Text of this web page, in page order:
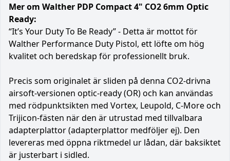
Mer om Walther PDP Compact 4" CO2 6mm Optic
Ready:
“It’s Your Duty To Be Ready” - Detta är mottot för
Walther Performance Duty Pistol, ett löfte om hög
kvalitet och beredskap för professionellt bruk.
Precis som originalet är sliden på denna CO2-drivna
airsoft-versionen optic-ready (OR) och kan användas
med rödpunktsikten med Vortex, Leupold, C-More och
Trijicon-fästen när den är utrustad med tillvalbara
adapterplattor (adapterplattor medföljer ej). Den
levereras med öppna riktmedel ur lådan, där baksiktet
är justerbart i sidled.